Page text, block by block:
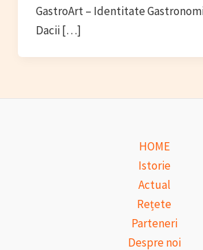
GastroArt – Identitate
Dacii […]
HOME
Istorie
Actual
Rețete
Parteneri
Despre noi